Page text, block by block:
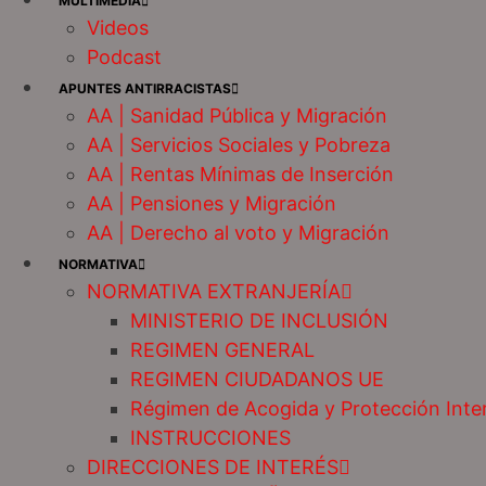
Videos
Podcast
APUNTES ANTIRRACISTAS
AA | Sanidad Pública y Migración
AA | Servicios Sociales y Pobreza
AA | Rentas Mínimas de Inserción
AA | Pensiones y Migración
AA | Derecho al voto y Migración
NORMATIVA
NORMATIVA EXTRANJERÍA
MINISTERIO DE INCLUSIÓN
REGIMEN GENERAL
REGIMEN CIUDADANOS UE
Régimen de Acogida y Protección
INSTRUCCIONES
DIRECCIONES DE INTERÉS